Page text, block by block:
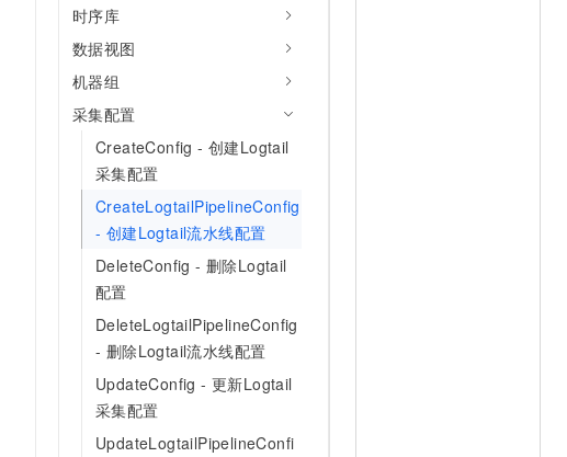
时序库
数据视图
机器组
采集配置
CreateConfig - 创建Logtail
采集配置
CreateLogtailPipelineConfig
- 创建Logtail流水线配置
DeleteConfig - 删除Logtail
配置
DeleteLogtailPipelineConfig
- 删除Logtail流水线配置
UpdateConfig - 更新Logtail
采集配置
UpdateLogtailPipelineConfi